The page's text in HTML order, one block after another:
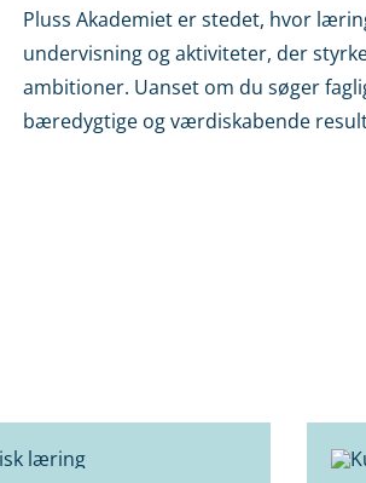
Pluss Akademiet er stedet, hvor
undervisning og aktiviteter, der
ambitioner. Uanset om du søger
bæredygtige og værdiskabende